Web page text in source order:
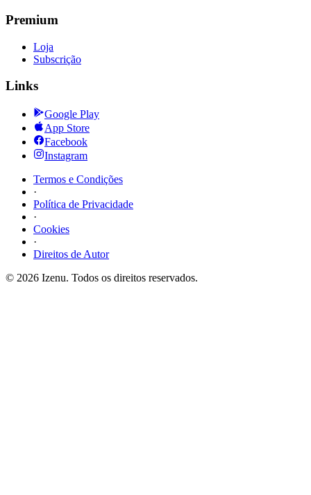
Premium
Loja
Subscrição
Links
Google Play
App Store
Facebook
Instagram
Termos e Condições
·
Política de Privacidade
·
Cookies
·
Direitos de Autor
© 2026 Izenu. Todos os direitos reservados.